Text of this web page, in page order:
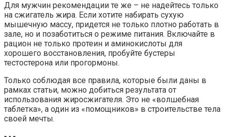
Для мужчин рекомендации те же – не надейтесь только
на сжигатель жира. Если хотите набирать сухую
мышечную массу, придется не только плотно работать в
зале, но и позаботиться о режиме питания. Включайте в
рацион не только протеин и аминокислоты для
хорошего восстановления, пробуйте бустеры
тестостерона или прогормоны.
Только соблюдая все правила, которые были даны в
рамках статьи, можно добиться результата от
использования жиросжигателя. Это не «волшебная
таблетка», а один из «помощников» в строительстве тела
своей мечты.